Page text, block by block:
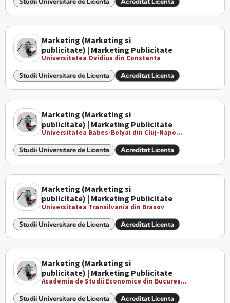
Marketing (Marketing si
publicitate) | Marketing Publicitate
Universitatea Ovidius din Constanta
Studii Universitare de Licenta Acreditat Licenta
Marketing (Marketing si
publicitate) | Marketing Publicitate
Universitatea Babes-Bolyai din Cluj-Napo...
Studii Universitare de Licenta Acreditat Licenta
Marketing (Marketing si
publicitate) | Marketing Publicitate
Universitatea Transilvania din Brasov
Studii Universitare de Licenta Acreditat Licenta
Marketing (Marketing si
publicitate) | Marketing Publicitate
Academia de Studii Economice din Bucures...
Studii Universitare de Licenta Acreditat Licenta